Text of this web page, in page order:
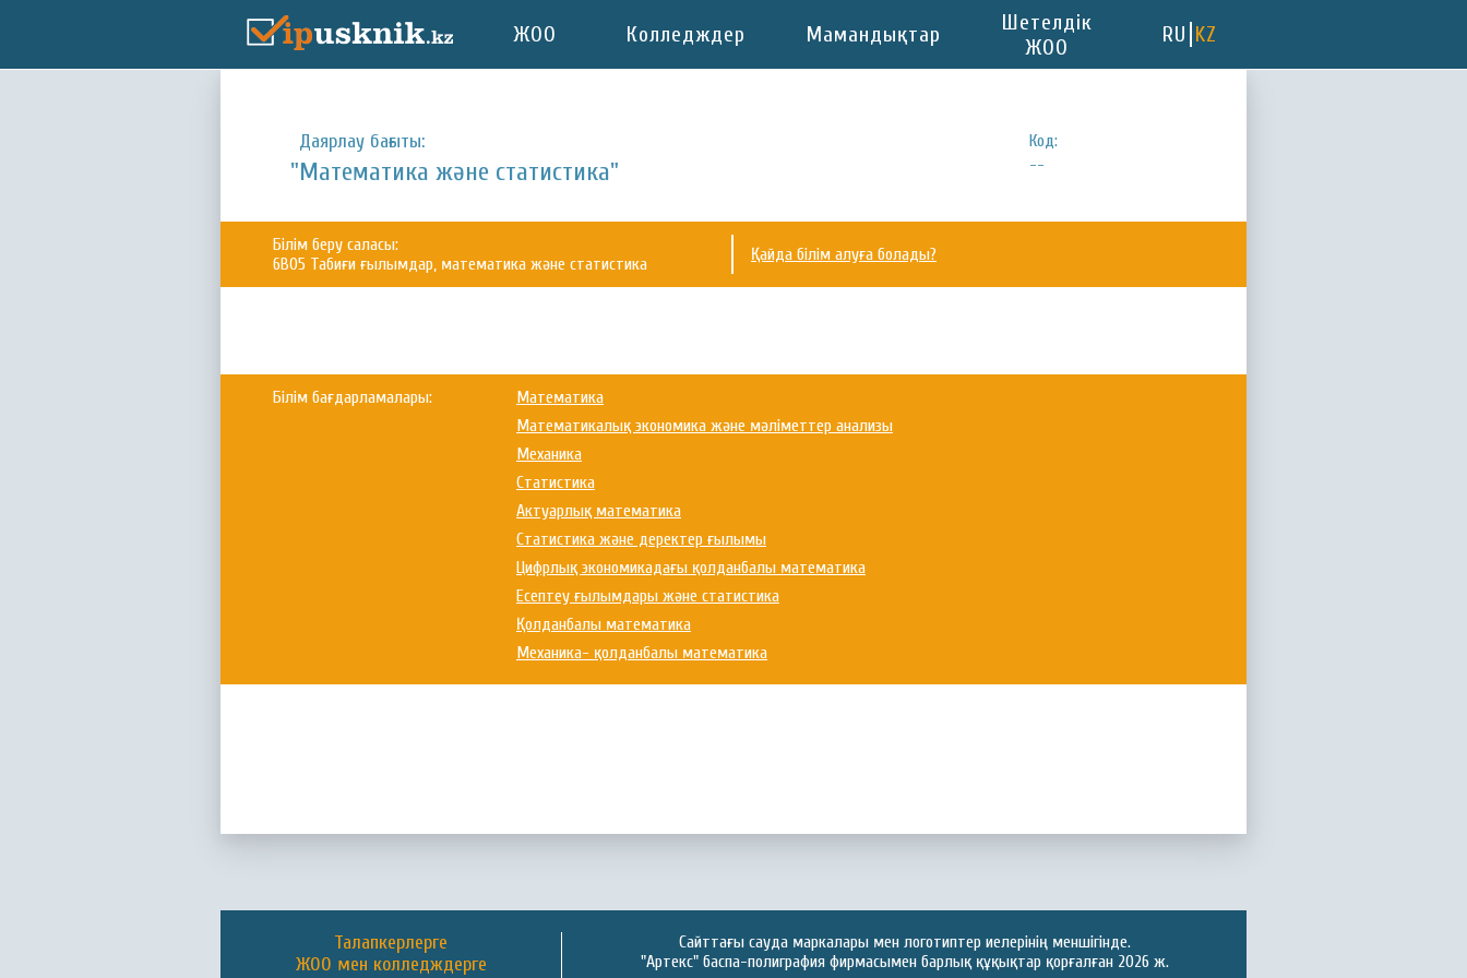
ЖОО Колледждер Мамандықтар
Шетелдік
ЖОО
RU KZ
Даярлау бағыты:
"Математика және статистика"
Код:
--
Білім беру саласы:
6B05 Табиғи ғылымдар, математика және статистика
Қайда білім алуға болады?
Білім бағдарламалары:
Математика
Математикалық экономика және мәліметтер анализы
Механика
Статистика
Актуарлық математика
Статистика және деректер ғылымы
Цифрлық экономикадағы қолданбалы математика
Есептеу ғылымдары және статистика
Қолданбалы математика
Механика- қолданбалы математика
Талапкерлерге
ЖОО мен колледждерге
Сайттағы сауда маркалары мен логотиптер иелерінің меншігінде.
"Артекс" баспа-полиграфия фирмасымен барлық құқықтар қорғалған 2026 ж.